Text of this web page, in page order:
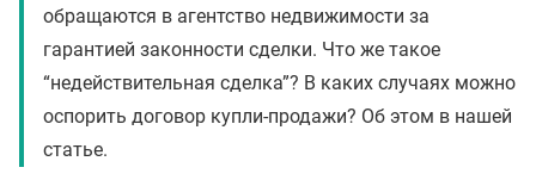
обращаются в агентство недвижимости за
гарантией законности сделки. Что же такое
“недействительная сделка”? В каких случаях можно
оспорить договор купли-продажи? Об этом в нашей
статье.